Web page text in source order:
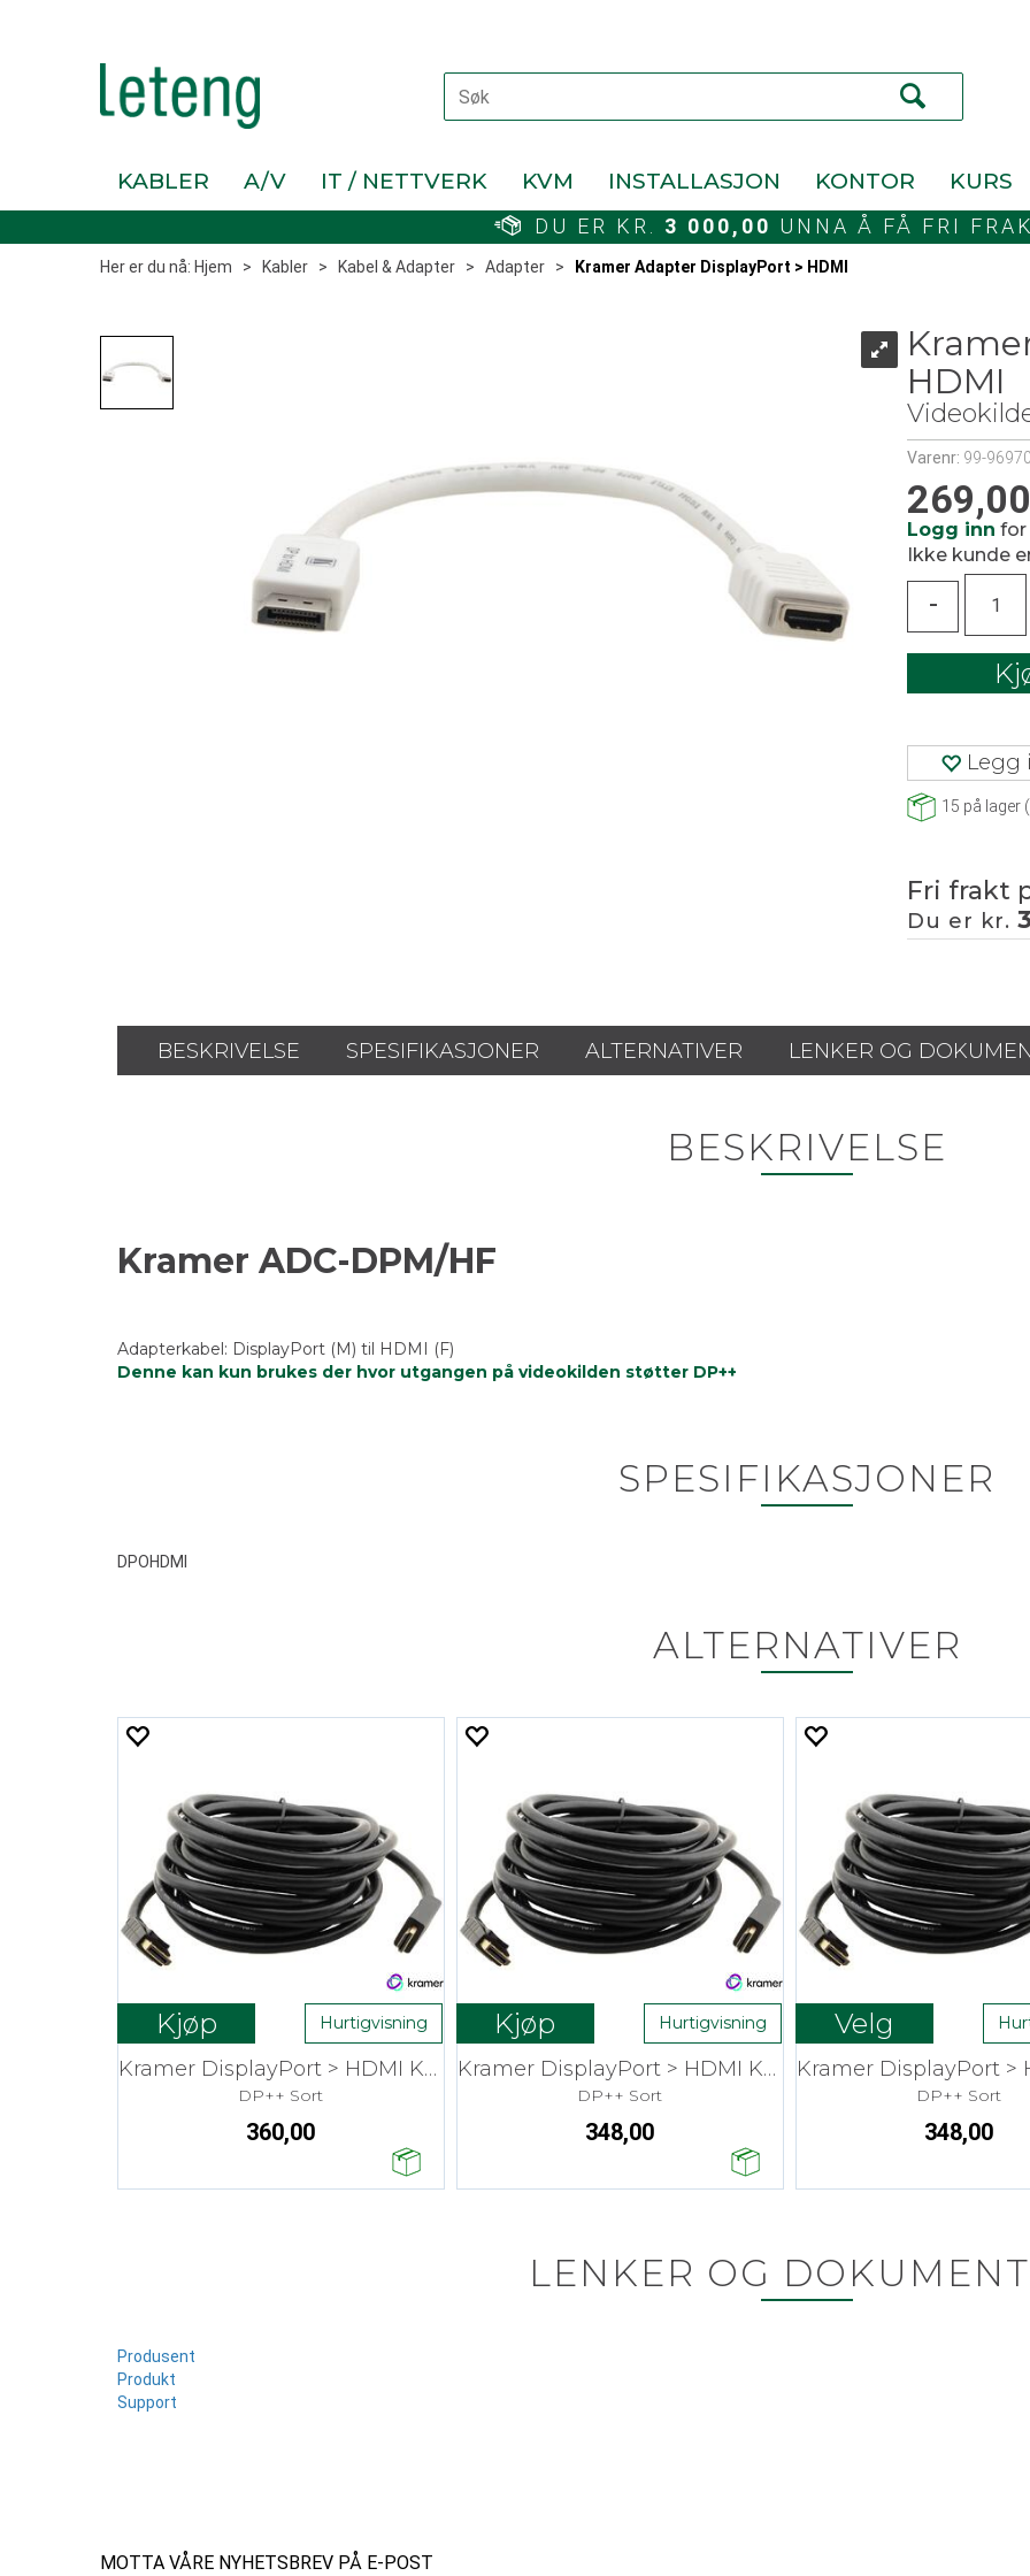
KABLER A/V IT / NETTVERK KVM INSTALLASJON KONTOR KURS
DU ER KR. 3 000,00 UNNA Å FÅ FRI
Her er du nå: Hjem > Kabler > Kabel & Adapter > Adapter > Kramer Adapter DisplayPort > HDMI
HDMI
Varenr: 99-
269,00
Logg inn for
Ikke kunde
-
Legg
15 på lager (
Fri frakt
Du er kr.
BESKRIVELSE SPESIFIKASJONER ALTERNATIVER LENKER OG
BESKRIVELSE
Kramer ADC-DPM/HF
Adapterkabel: DisplayPort (M) til HDMI (F)
Denne kan kun brukes der hvor utgangen på videokilden støtter DP++
SPESIFIKASJONER
DPOHDMI
ALTERNATIVER
Kjøp Hurtigvisning
Kramer DisplayPort > HDMI Kabel - 3,0 m
DP++ Sort
360,00
Kjøp Hurtigvisning
Kramer DisplayPort > HDMI Kabel - 4,6 m
DP++ Sort
348,00
Velg
DP++ Sort
348,00
LENKER OG
Produsent
Produkt
Support
MOTTA VÅRE NYHETSBREV PÅ E-POST